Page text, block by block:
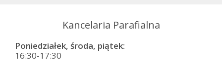
Kancelaria Parafialna
Poniedziałek, środa, piątek:
16:30-17:30